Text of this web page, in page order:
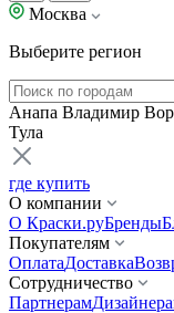
Москва
Выберите регион
Анапа Владимир
Тула
где купить
О компании
О Краски.руБренды
Покупателям
ОплатаДоставка
Сотрудничество
Партнерам